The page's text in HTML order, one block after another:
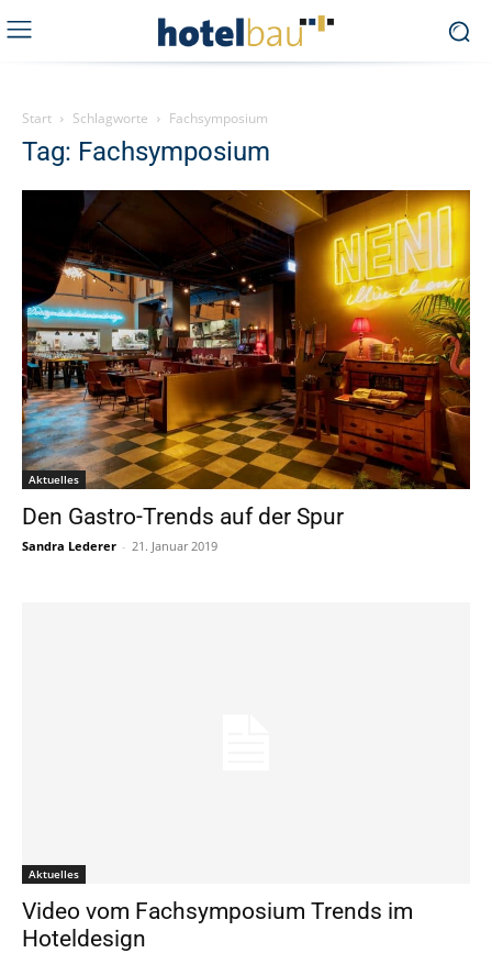
Start Schlagworte Fachsymposium
Tag: Fachsymposium
Aktuelles
Den Gastro-Trends auf der Spur
Sandra Lederer - 21. Januar 2019
Aktuelles
Video vom Fachsymposium Trends im
Hoteldesign